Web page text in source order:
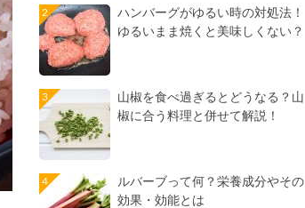
ハンバーグがゆるい時の対処法！
ゆるいまま焼くと美味しくない？
山椒を食べ過ぎるとどうなる？山
椒に合う料理と併せて解説！
ルバーブって何？栄養成分やその
効果・効能とは